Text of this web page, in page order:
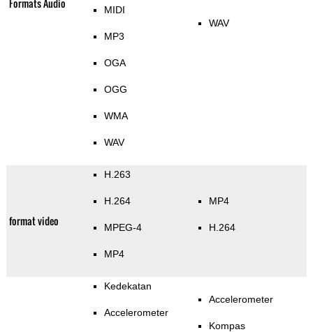
Formats Audio MIDI
MP3
OGA
OGG
WMA
WAV
WAV
format video
H.263
H.264
MPEG-4
MP4
MP4
H.264
Kedekatan
Accelerometer
Accelerometer
Kompas